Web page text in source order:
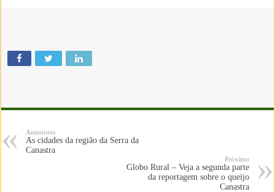
Anteriores
As cidades da região da Serra da
Canastra
Próximo
Globo Rural – Veja a segunda parte
da reportagem sobre o queijo
Canastra